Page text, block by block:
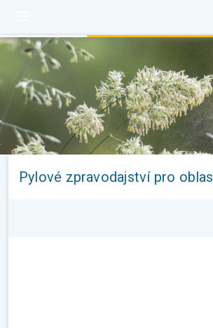
Pylové zpravodajství pro